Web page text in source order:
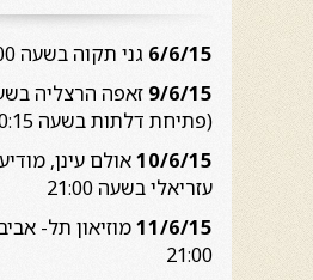
6/6/15 גני תקוה בשעה 21:00
9/6/15
(פתיחת דלתות בשעה 20:15)
10/6/15אולם עינן,
עזריאלי בשעה 21:00
11/6/15מוזיאון תל-
21:00